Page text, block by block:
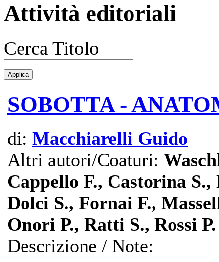
Attività editoriali
Cerca Titolo
SOBOTTA -
di: Macchiarelli Guido
Altri autori/Coaturi:
Cappello F., Castorina
Dolci S., Fornai F.,
Onori P., Ratti S., Rossi P.
Descrizione / Note: